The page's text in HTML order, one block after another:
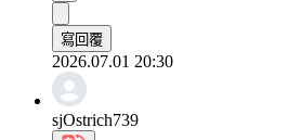
寫回覆
2026.07.01 20:30
sjOstrich739